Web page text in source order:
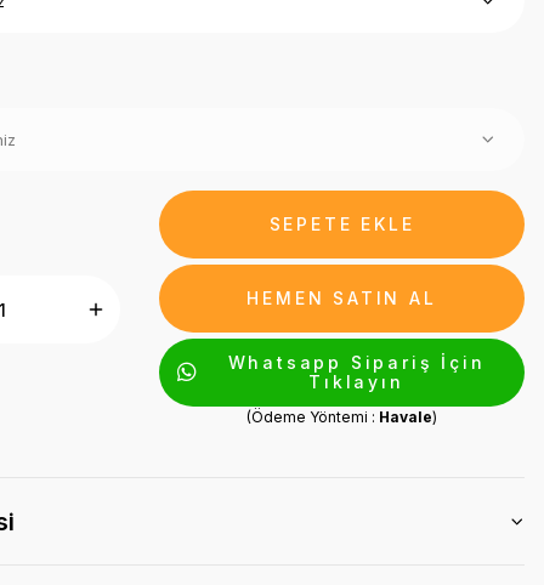
SEPETE EKLE
HEMEN SATIN AL
Whatsapp Sipariş İçin
Tıklayın
(Ödeme Yöntemi : Havale)